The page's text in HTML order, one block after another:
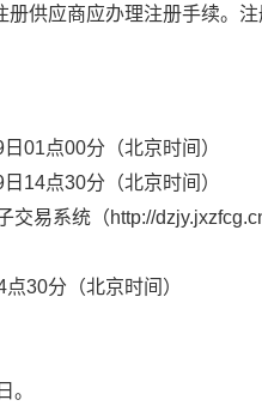
册供应商应办理注册手续。
01点00分 （北京时间）
14点30分 （北京时间）
交易系统（http://
点30分 （北京时间）
。